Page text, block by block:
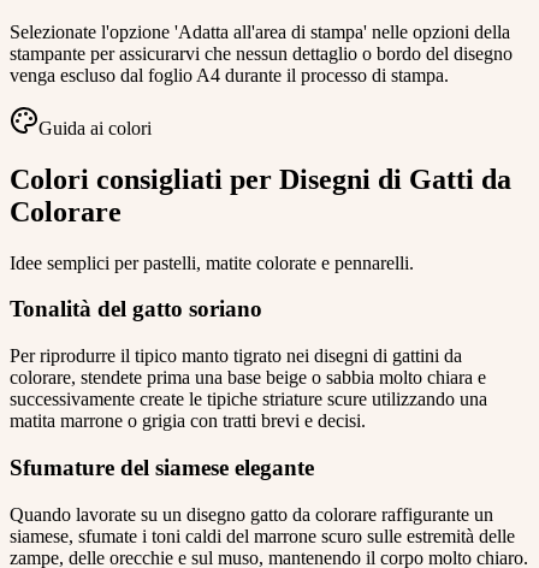
Selezionate l'opzione 'Adatta all'area di stampa' nelle opzioni della
stampante per assicurarvi che nessun dettaglio o bordo del disegno
venga escluso dal foglio A4 durante il processo di stampa.
Guida ai colori
Colori consigliati per Disegni di Gatti da
Colorare
Idee semplici per pastelli, matite colorate e pennarelli.
Tonalità del gatto soriano
Per riprodurre il tipico manto tigrato nei disegni di gattini da
colorare, stendete prima una base beige o sabbia molto chiara e
successivamente create le tipiche striature scure utilizzando una
matita marrone o grigia con tratti brevi e decisi.
Sfumature del siamese elegante
Quando lavorate su un disegno gatto da colorare raffigurante un
siamese, sfumate i toni caldi del marrone scuro sulle estremità delle
zampe, delle orecchie e sul muso, mantenendo il corpo molto chiaro.